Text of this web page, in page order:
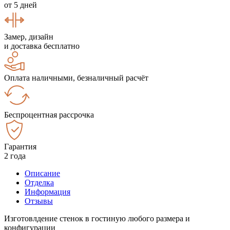
от 5 дней
Замер, дизайн
и доставка бесплатно
Оплата наличными, безналичный расчёт
Беспроцентная рассрочка
Гарантия
2 года
Описание
Отделка
Информация
Отзывы
Изготовлдение стенок в гостиную любого размера и
конфигурации